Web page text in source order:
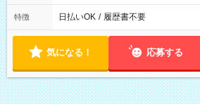
特徴 日払いOK / 履歴書不要
気になる！ 応募する